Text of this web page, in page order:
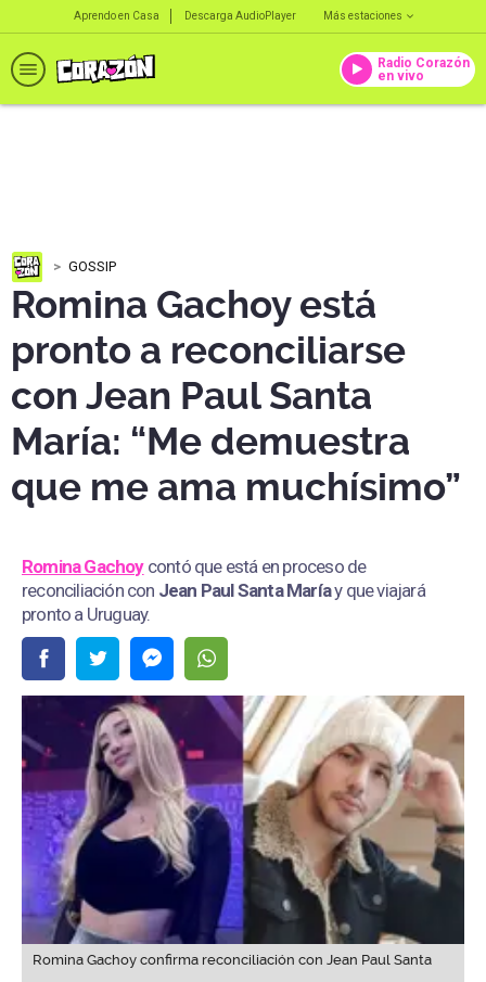
Aprendo en Casa Descarga AudioPlayer Más estaciones
Radio Corazón
en vivo
GOSSIP
Romina Gachoy está
pronto a reconciliarse
con Jean Paul Santa
María: “Me demuestra
que me ama muchísimo”
Romina Gachoy contó que está en proceso de
reconciliación con Jean Paul Santa Maríay que viajará
pronto a Uruguay.
Romina Gachoy confirma reconciliación con Jean Paul Santa